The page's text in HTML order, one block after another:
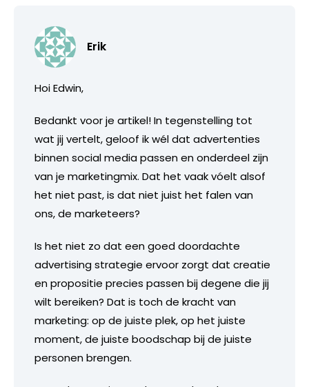
Erik
Hoi Edwin,
Bedankt voor je artikel! In tegenstelling tot
wat jij vertelt, geloof ik wél dat advertenties
binnen social media passen en onderdeel zijn
van je marketingmix. Dat het vaak vóelt alsof
het niet past, is dat niet juist het falen van
ons, de marketeers?
Is het niet zo dat een goed doordachte
advertising strategie ervoor zorgt dat creatie
en propositie precies passen bij degene die jij
wilt bereiken? Dat is toch de kracht van
marketing: op de juiste plek, op het juiste
moment, de juiste boodschap bij de juiste
personen brengen.